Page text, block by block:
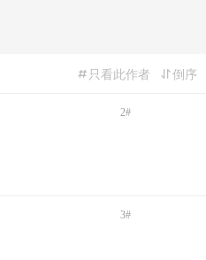
倒序
只看此作者
2#
3#